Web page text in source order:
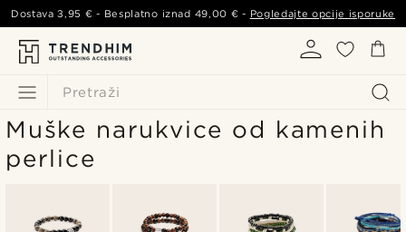
Pretraži
Dostava3,95 € - Besplatno iznad 49,00 € - Pogledajte opcije isporuke
Muške narukvice od kamenih
perlice